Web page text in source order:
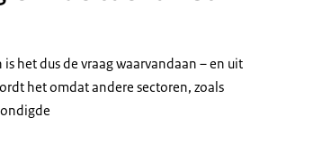
het dus de vraag waarvandaan – en uit
het omdat andere sectoren, zoals